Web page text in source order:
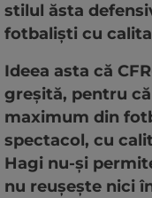
stilul ăsta
fotbaliști cu
Ideea asta că
greșită, pentru
maximum din
spectacol, cu
Hagi nu-și
nu reușește nici